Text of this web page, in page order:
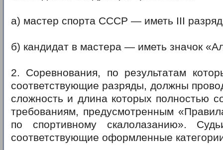
а) мастер спорта СССР — иметь III
б) кандидат в мастера — иметь значок
2. Соревнования, по результатам
соответствующие разряды, должны
сложность и длина которых полностью
требованиям, предусмотренным
по спортивному скалолазанию».
соответствующие оформленные